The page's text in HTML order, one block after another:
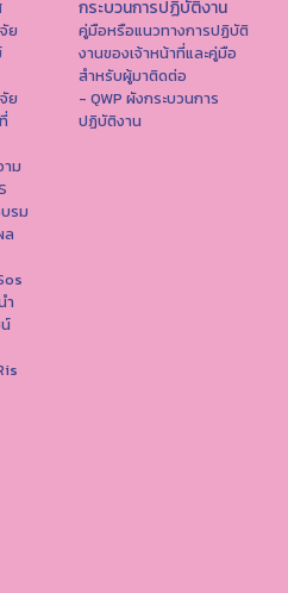
ย
ย
ม
รม
ล
ำ
กระบวนการปฏิบัติงาน
คู่มือหรือแนวทางการปฏิบัติ
งานของเจ้าหน้าที่และคู่มือ
สำหรับผู้มาติดต่อ
- QWP ผังกระบวนการ
ปฏิบัติงาน